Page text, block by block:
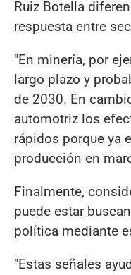
Ruiz Botella
respuesta entre
"En minería, por
largo plazo y
de 2030. En
automotriz los
rápidos porque ya
producción en
Finalmente,
puede estar
política mediante
"Estas señales